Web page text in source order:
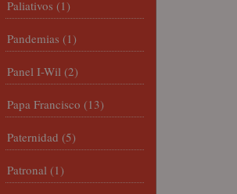
Paliativos (1)
Pandemias (1)
Panel I-Wil (2)
Papa Francisco (13)
Paternidad (5)
Patronal (1)